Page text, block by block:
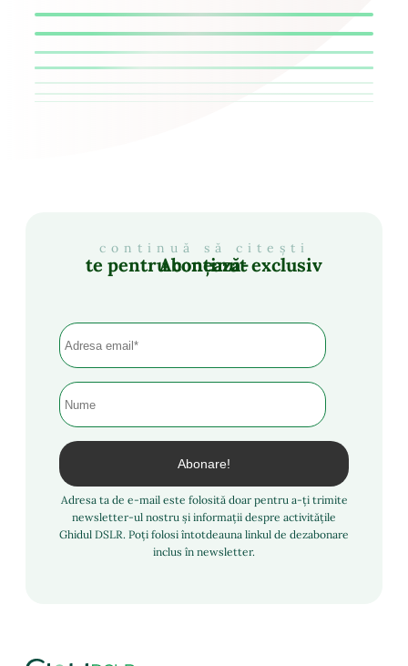
continuă să citești
Abonează-te pentru conținut exclusiv
Adresa ta de e-mail este folosită doar pentru a-ți trimite
newsletter-ul nostru și informații despre activitățile
Ghidul DSLR. Poți folosi întotdeauna linkul de dezabonare
inclus în newsletter.